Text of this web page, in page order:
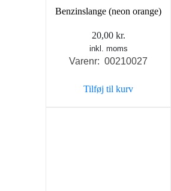
Benzinslange (neon orange)
20,00 kr.
inkl. moms
Varenr: 00210027
Tilføj til kurv